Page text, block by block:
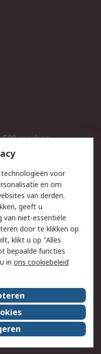
merken
veiligheid
ons
bij RS
voor
en om
van derden.
geeft u
van niet-essentiële
door te klikken op
klikt u op "Alles
bepaalde functies
in ons cookiebeleid